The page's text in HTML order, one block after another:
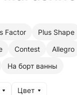
Factor Plus Shape
Contest Allegro
На борт ванны
Цвет